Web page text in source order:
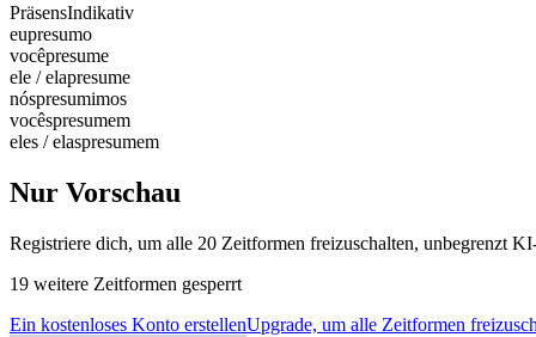
PräsensIndikativ
eupresumo
vocêpresume
ele / elapresume
nóspresumimos
vocêspresumem
eles / elaspresumem
Nur Vorschau
Registriere dich, um alle 20 Zeitformen freizuschalten, unbegrenzt
19 weitere Zeitformen gesperrt
Ein kostenloses Konto erstellenUpgrade, um alle Zeitformen